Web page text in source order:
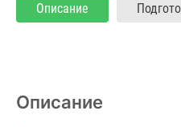
Описание
Описание